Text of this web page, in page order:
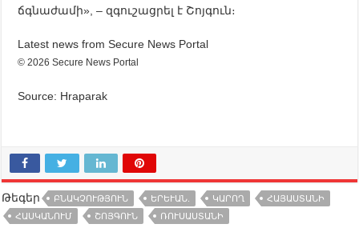
ճգնաժամի», – զգուշացրել է Շոյգուն։
Latest news from Secure News Portal
© 2026 Secure News Portal
Source: Hraparak
Թեգեր ԲՆԱԿՉՈՒԹՅՈՒՆ ԵՐԵՒԱՆ. ԿԱՐՈՂ
ՀԱՅԱՍՏԱՆԻ
ՀԱՍԿԱՆՈՒՄ
ՇՈՅԳՈՒՆ ՌՈՒՍԱՍՏԱՆԻ